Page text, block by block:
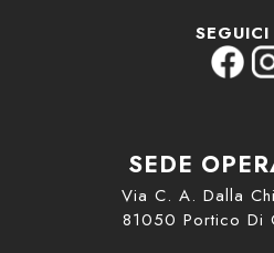
SEGUICI
SEDE
Via C. A. Dalla
81050 Portico Di